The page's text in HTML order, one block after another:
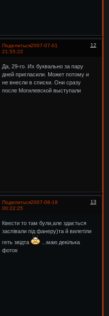
Поделиться 12
2007-07-01
21:55:22
Да, 29-го. Их буквально за пару
дней пригласили. Может потому и
не внесли в списки. Они сразу
после Могилевской выступали
Поделиться 13
2007-08-19
00:22:25
Квести то там були,але здається
заспівали під фанеру)та й вилетіли
геть звідта
...маю декілька
фоток